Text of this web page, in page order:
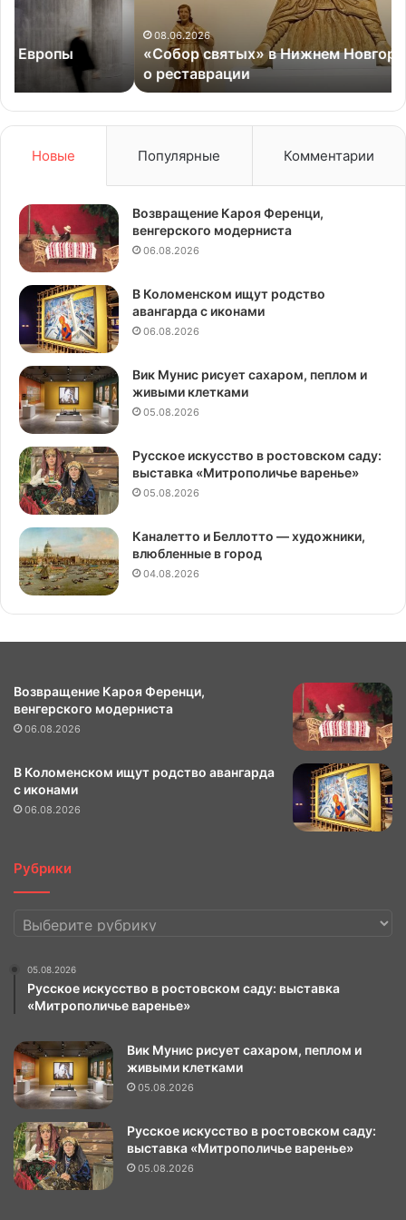
реставрации
08.06.2026
«Собор святых» в Нижнем Новгороде: сказание
о реставрации
Новые Популярные Комментарии
Возвращение Кароя Ференци,
венгерского модерниста
06.08.2026
В Коломенском ищут родство
авангарда с иконами
06.08.2026
Вик Мунис рисует сахаром, пеплом и
живыми клетками
05.08.2026
Русское искусство в ростовском саду:
выставка «Митрополичье варенье»
05.08.2026
Каналетто и Беллотто — художники,
влюбленные в город
04.08.2026
Возвращение Кароя Ференци,
венгерского модерниста
06.08.2026
В Коломенском ищут родство авангарда
с иконами
06.08.2026
Рубрики
Рубрики
05.08.2026
Русское искусство в ростовском саду: выставка
«Митрополичье варенье»
Вик Мунис рисует сахаром, пеплом и
живыми клетками
05.08.2026
Русское искусство в ростовском саду:
выставка «Митрополичье варенье»
05.08.2026